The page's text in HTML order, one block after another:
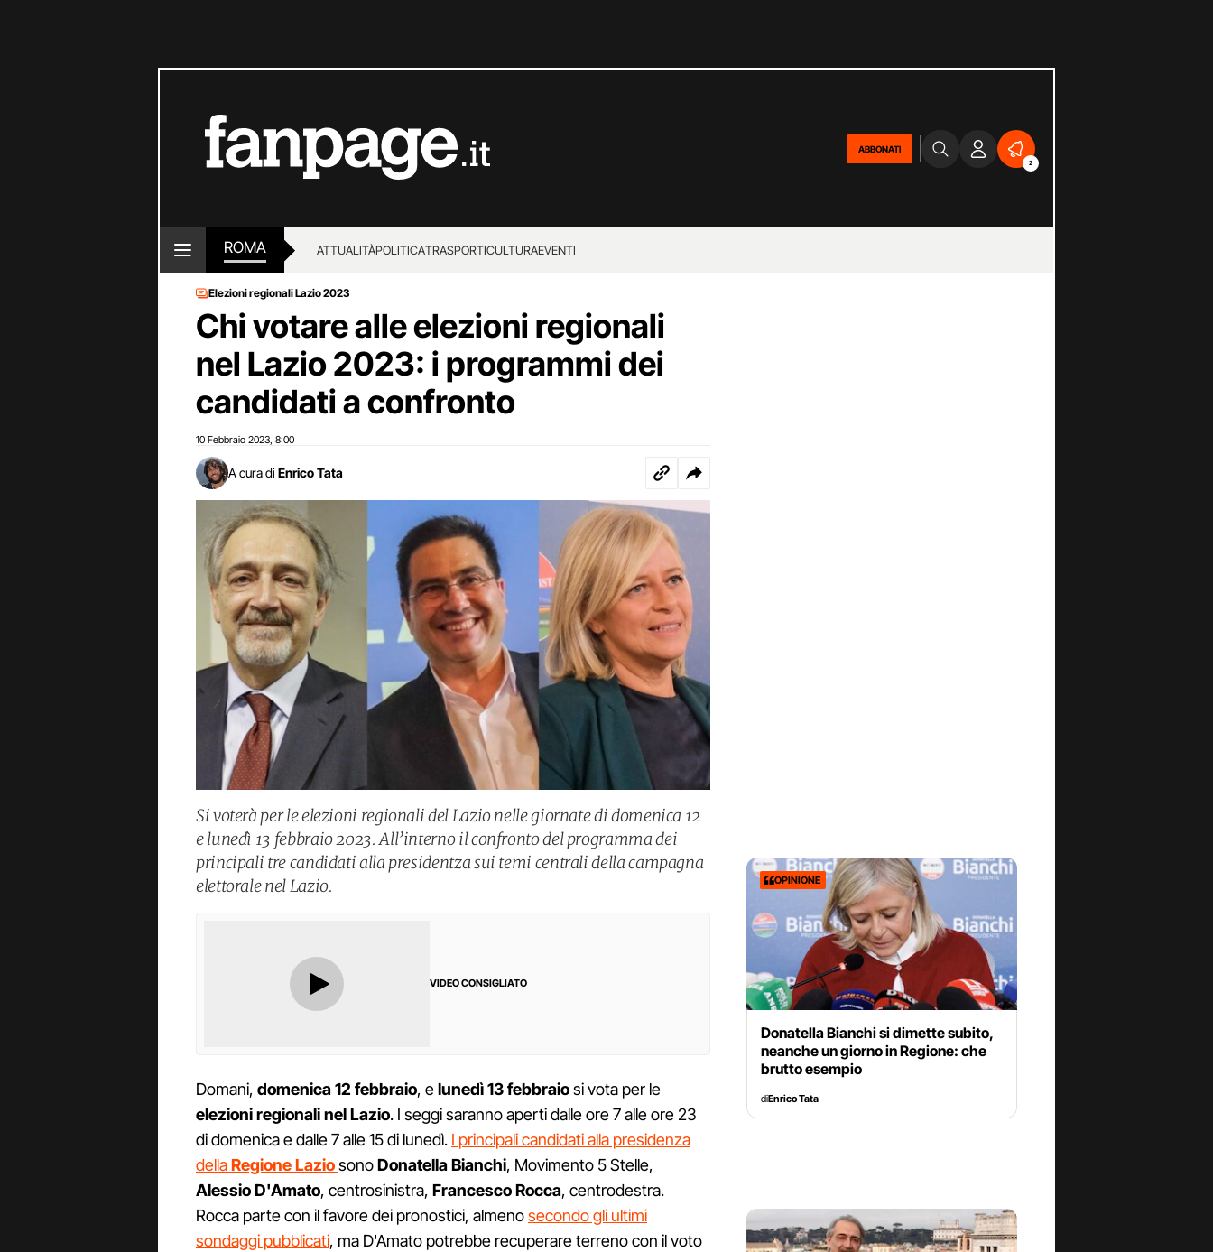
ABBONATI
2
ROMA ATTUALITÀPOLITICATRASPORTICULTURAEVENTI
Elezioni regionali Lazio 2023
Chi votare alle elezioni regionali
nel Lazio 2023: i programmi dei
candidati a confronto
10 Febbraio 2023 8:00
A cura di Enrico Tata
Si voterà per le elezioni regionali del Lazio nelle giornate di domenica 12
e lunedì 13 febbraio 2023. All’interno il confronto del programma dei
principali tre candidati alla presidentza sui temi centrali della campagna
elettorale nel Lazio.
VIDEO CONSIGLIATO
Domani, domenica 12 febbraio, elunedì 13 febbraiosi vota per le
elezioni regionali nel Lazio. I seggi saranno aperti dalle ore 7 alle ore 23
di domenica e dalle 7 alle 15 di lunedì. I principali candidati alla presidenza
dellaRegione LaziosonoDonatella Bianchi, Movimento 5 Stelle,
Alessio D'Amato, centrosinistra, Francesco Rocca, centrodestra.
Rocca parte con il favore dei pronostici, almenosecondo gli ultimi
sondaggi pubblicati, ma D'Amato potrebbe recuperare terreno con il voto
OPINIONE
Donatella Bianchi si dimette subito,
neanche un giorno in Regione: che
brutto esempio
diEnrico Tata